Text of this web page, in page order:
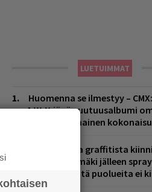
LUETUIMMAT
Huomenna se ilmestyy –
A.W. Yrjänän uutuusalbumi
mammuttimainen
Laittomasta graffitista
Paavo Arhinmäki jälleen
kädessä – näitä puolueita ei